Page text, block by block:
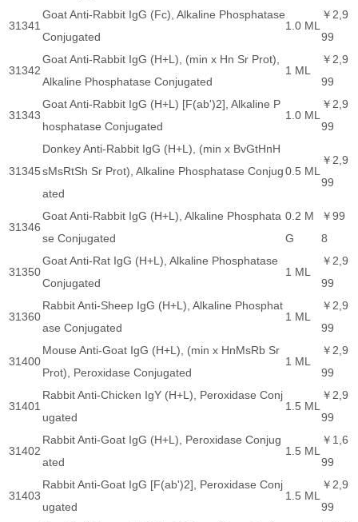
31341
Goat Anti-Rabbit IgG (Fc), Alkaline Phosphatase
Conjugated
1.0 ML
￥2,9
99
31342
Goat Anti-Rabbit IgG (H+L), (min x Hn Sr Prot),
Alkaline Phosphatase Conjugated
1 ML
￥2,9
99
31343
Goat Anti-Rabbit IgG (H+L) [F(ab')2], Alkaline P
hosphatase Conjugated
1.0 ML
￥2,9
99
31345
Donkey Anti-Rabbit IgG (H+L), (min x BvGtHnH
sMsRtSh Sr Prot), Alkaline Phosphatase Conjug
ated
0.5 ML
￥2,9
99
31346
Goat Anti-Rabbit IgG (H+L), Alkaline Phosphata
se Conjugated
0.2 M
G
￥99
8
31350
Goat Anti-Rat IgG (H+L), Alkaline Phosphatase
Conjugated
1 ML
￥2,9
99
31360
Rabbit Anti-Sheep IgG (H+L), Alkaline Phosphat
ase Conjugated
1 ML
￥2,9
99
31400
Mouse Anti-Goat IgG (H+L), (min x HnMsRb Sr
Prot), Peroxidase Conjugated
1 ML
￥2,9
99
31401
Rabbit Anti-Chicken IgY (H+L), Peroxidase Conj
ugated
1.5 ML
￥2,9
99
31402
Rabbit Anti-Goat IgG (H+L), Peroxidase Conjug
ated
1.5 ML
￥1,6
99
31403
Rabbit Anti-Goat IgG [F(ab')2], Peroxidase Conj
ugated
1.5 ML
￥2,9
99